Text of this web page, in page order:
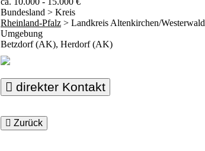
Bundesland > Kreis
Rheinland-Pfalz > Landkreis Altenkirchen/Westerwald
Umgebung
Betzdorf (AK), Herdorf (AK)
direkter Kontakt
Zurück